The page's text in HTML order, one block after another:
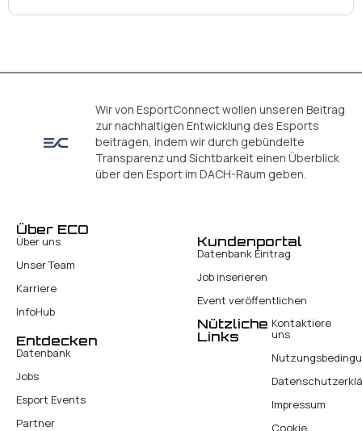
Wir von EsportConnect wollen unseren Beitrag
zur nachhaltigen Entwicklung des Esports
beitragen, indem wir durch gebündelte
Transparenz und Sichtbarkeit einen Überblick
über den Esport im DACH-Raum geben.
Über ECO
Über uns
Unser Team
Karriere
InfoHub
Kundenportal
Datenbank Eintrag
Job inserieren
Event veröffentlichen
Entdecken
Datenbank
Jobs
Esport Events
Partner
Nützliche
Links
Kontaktiere
uns
Impressum
Cookie